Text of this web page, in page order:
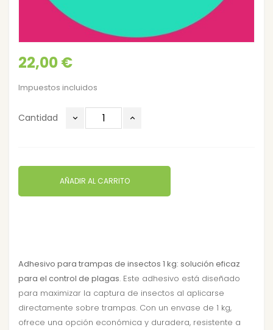
22,00 €
Impuestos incluidos
Cantidad
AÑADIR AL CARRITO
Adhesivo para trampas de insectos 1 kg: solución eficaz
para el control de plagas. Este adhesivo está diseñado
para maximizar la captura de insectos al aplicarse
directamente sobre trampas. Con un envase de 1 kg,
ofrece una opción económica y duradera, resistente a